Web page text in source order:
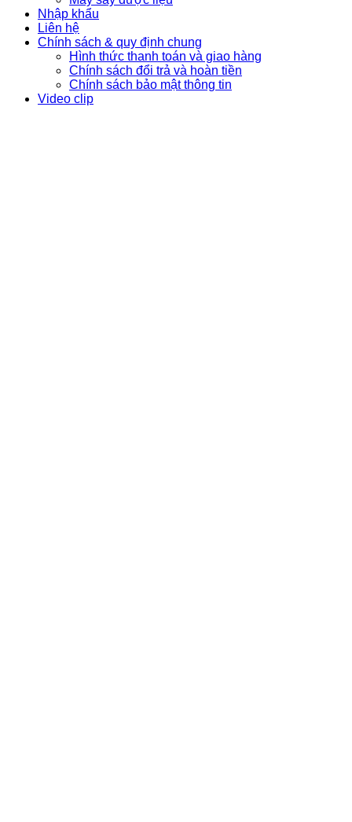
Nhập khẩu
Liên hệ
Chính sách & quy định chung
Hình thức thanh toán và giao hàng
Chính sách đổi trả và hoàn tiền
Chính sách bảo mật thông tin
Video clip